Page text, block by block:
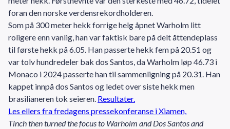
foran den norske verdensrekordholderen.
Som på 300 meter hekk forrige helg åpnet Warholm litt
roligere enn vanlig, han var faktisk bare på delt åttendeplass
til første hekk på 6.05. Han passerte hekk fem på 20.51 og
var tolv hundredeler bak dos Santos, da Warholm løp 46.73 i
Monaco i 2024 passerte han til sammenligning på 20.31. Han
kappet innpå dos Santos og ledet over siste hekk men
brasilianeren tok seieren. Resultater.
Les ellers fra fredagens pressekonferanse i Xiamen,
Tinch then turned the focus to Warholm and Dos Santos and